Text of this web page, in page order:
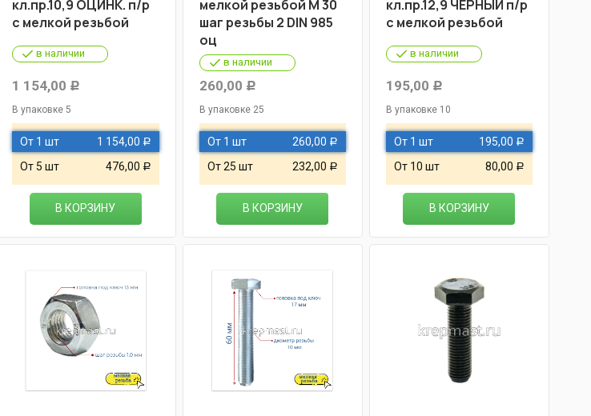
кл.пр.10,9 ОЦИНК. п/р
с мелкой резьбой
в наличии
1 154,00 Р
В упаковке 5
От 1 шт 1 154,00 Р
От 5 шт 476,00 Р
В КОРЗИНУ
мелкой резьбой М 30
шаг резьбы 2 DIN 985
оц
в наличии
260,00 Р
В упаковке 25
От 1 шт 260,00 Р
От 25 шт 232,00 Р
В КОРЗИНУ
кл.пр.12,9 ЧЕРНЫЙ п/р
с мелкой резьбой
в наличии
195,00 Р
В упаковке 10
От 1 шт 195,00 Р
От 10 шт 80,00 Р
В КОРЗИНУ